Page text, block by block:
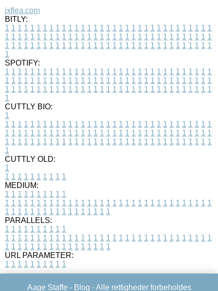
jxflea.com
BITLY:
1 1 1 1 1 1 1 1 1 1 1 1 1 1 1 1 1 1 1 1 1 1 1 1 1 1 1 1 1 1 1 1 1
1 1 1 1 1 1 1 1 1 1 1 1 1 1 1 1 1 1 1 1 1 1 1 1 1 1 1 1 1 1 1 1 1
1 1 1 1 1 1 1 1 1 1 1 1 1 1 1 1 1 1 1 1 1 1 1 1 1 1 1 1 1 1 1 1 1
1
SPOTIFY:
1 1 1 1 1 1 1 1 1 1 1 1 1 1 1 1 1 1 1 1 1 1 1 1 1 1 1 1 1 1 1 1 1
1 1 1 1 1 1 1 1 1 1 1 1 1 1 1 1 1 1 1 1 1 1 1 1 1 1 1 1 1 1 1 1 1
1 1 1 1 1 1 1 1 1 1 1 1 1 1 1 1 1 1 1 1 1 1 1 1 1 1 1 1 1 1 1 1 1
1
CUTTLY BIO:
1
1 1 1 1 1 1 1 1 1 1 1 1 1 1 1 1 1 1 1 1 1 1 1 1 1 1 1 1 1 1 1 1 1
1 1 1 1 1 1 1 1 1 1 1 1 1 1 1 1 1 1 1 1 1 1 1 1 1 1 1 1 1 1 1 1 1
1 1 1 1 1 1 1 1 1 1 1 1 1 1 1 1 1 1 1 1 1 1 1 1 1 1 1 1 1 1 1 1 1
1
CUTTLY OLD:
1
1 1 1 1 1 1 1 1 1 1
MEDIUM:
1 1 1 1 1 1 1 1 1 1
1 1 1 1 1 1 1 1 1 1 1 1 1 1 1 1 1 1 1 1 1 1 1 1 1 1 1 1 1 1 1 1 1
1 1 1 1 1 1 1 1 1 1 1 1 1 1 1 1 1
PARALLELS:
1 1 1 1 1 1 1 1 1 1
1 1 1 1 1 1 1 1 1 1 1 1 1 1 1 1 1 1 1 1 1 1 1 1 1 1 1 1 1 1 1 1 1
1 1 1 1 1 1 1 1 1 1 1 1 1 1 1 1 1
URL PARAMETER:
1 1 1 1 1 1 1 1 1 1
Aage Staffe - Blog - Alle rettigheder forbeholdes